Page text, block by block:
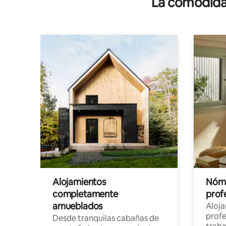
Alojamientos
completamente
amueblados
Desde tranquilas cabañas de